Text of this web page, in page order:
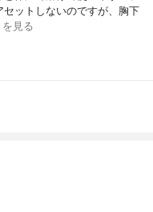
ットしないのですが、胸下
見る